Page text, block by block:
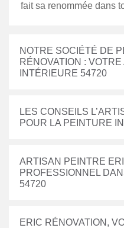
fait sa renommée dans
NOTRE SOCIÉTÉ DE
RÉNOVATION :
INTÉRIEURE 54720
LES CONSEILS
POUR LA PEINTURE
ARTISAN PEINTRE
PROFESSIONNEL
54720
ERIC RÉNOVATION,